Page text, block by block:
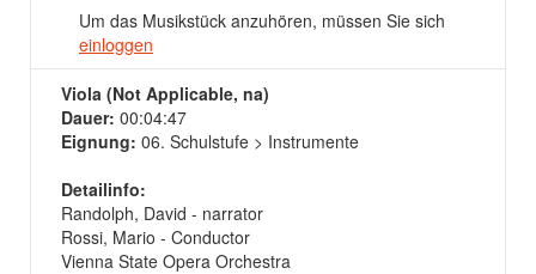
Um das Musikstück anzuhören, müssen Sie sich
einloggen
Viola (Not Applicable, na)
Dauer: 00:04:47
Eignung: 06. Schulstufe > Instrumente
Detailinfo:
Randolph, David - narrator
Rossi, Mario - Conductor
Vienna State Opera Orchestra